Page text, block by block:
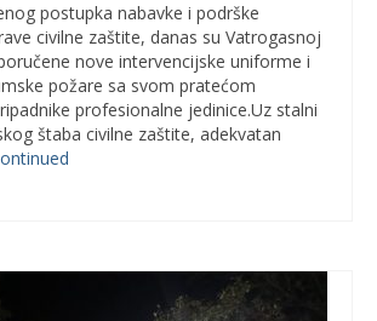
postupka nabavke i podrške
civilne zaštite, danas su Vatrogasnoj
nove intervencijske uniforme i
požare sa svom pratećom
profesionalne jedinice.Uz stalni
štaba civilne zaštite, adekvatan